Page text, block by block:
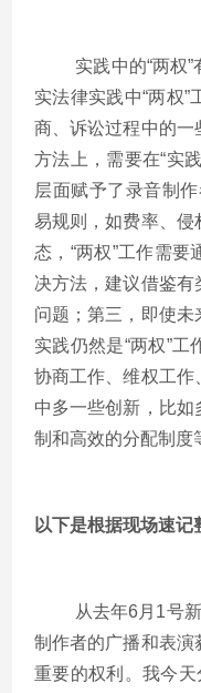
实践中的“两权
实法律实践中“两权
商、诉讼过程中的一
方法上，需要在“实
层面赋予了录音制作
易规则，如费率、侵
态，“两权”工作需
决方法，建议借鉴
问题；第三，即使未
实践仍然是“两权”
协商工作、维权工作
中多一些创新，比
制和高效的分配制度
以下是根据现场速记
从去年6月1号
制作者的广播和表演
重要的权利。我今天